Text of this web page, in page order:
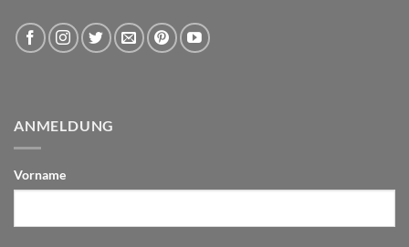
ANMELDUNG
Vorname